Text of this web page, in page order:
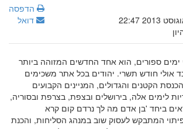
הדפסה
דואל
ימים ספורים, הוא אחד החדשים המזוהה ביותר
אולי חודש תשרי. יהודים בכל אתר משכימים
הקטנים והגדולים, המניינים הקבועים
לימים אלה, בירושלים ובצפת, בצרפת ובסוריה,
ביחד 'בן אדם מה לך נרדם קום קרא
המתבקש לעסוק שוב במנהג הסליחות, והכנת